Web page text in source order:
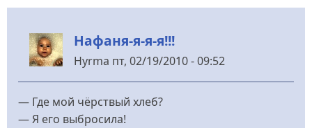
Нафаня-я-я-я!!!
Hyrma пт, 02/19/2010 - 09:52
— Где мой чёрствый хлеб?
— Я его выбросила!